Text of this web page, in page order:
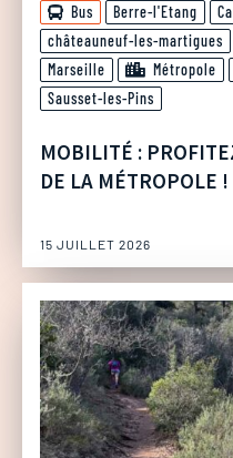
Bus Berre-l'Etang
châteauneuf-les-martigues
Marseille
Métropole
Sausset-les-Pins
MOBILITÉ :
DE LA MÉTROPOLE !
15 JUILLET 2026